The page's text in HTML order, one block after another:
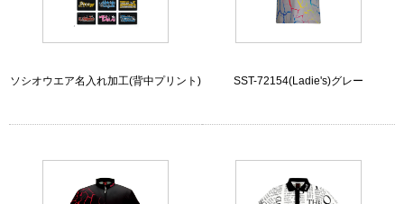
ソシオウエア名入れ加工(背中プリント) SST-72154(Ladie's)グレー